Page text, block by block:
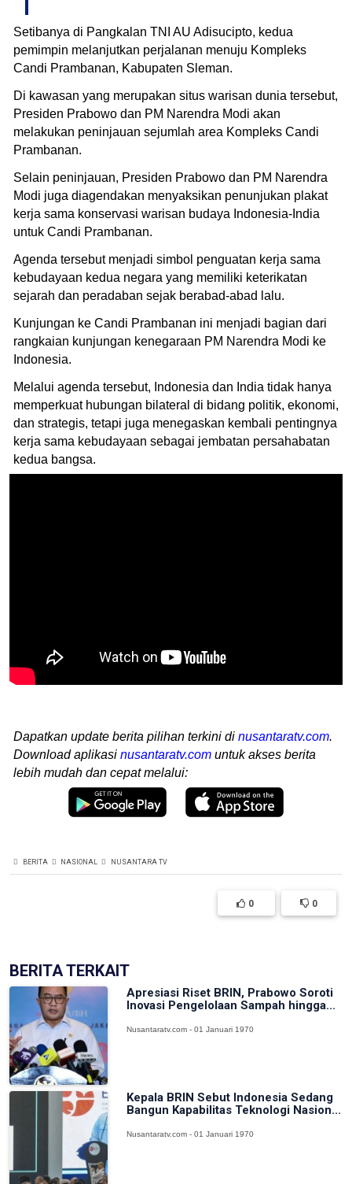
Setibanya di Pangkalan TNI AU Adisucipto, kedua
pemimpin melanjutkan perjalanan menuju Kompleks
Candi Prambanan, Kabupaten Sleman.
Di kawasan yang merupakan situs warisan dunia tersebut,
Presiden Prabowo dan PM Narendra Modi akan
melakukan peninjauan sejumlah area Kompleks Candi
Prambanan.
Selain peninjauan, Presiden Prabowo dan PM Narendra
Modi juga diagendakan menyaksikan penunjukan plakat
kerja sama konservasi warisan budaya Indonesia-India
untuk Candi Prambanan.
Agenda tersebut menjadi simbol penguatan kerja sama
kebudayaan kedua negara yang memiliki keterikatan
sejarah dan peradaban sejak berabad-abad lalu.
Kunjungan ke Candi Prambanan ini menjadi bagian dari
rangkaian kunjungan kenegaraan PM Narendra Modi ke
Indonesia.
Melalui agenda tersebut, Indonesia dan India tidak hanya
memperkuat hubungan bilateral di bidang politik, ekonomi,
dan strategis, tetapi juga menegaskan kembali pentingnya
kerja sama kebudayaan sebagai jembatan persahabatan
kedua bangsa.
Dapatkan update berita pilihan terkini di nusantaratv.com.
Download aplikasi nusantaratv.com untuk akses berita
lebih mudah dan cepat melalui:
BERITA NASIONAL NUSANTARA TV
0 0
BERITA TERKAIT
Apresiasi Riset BRIN, Prabowo Soroti
Inovasi Pengelolaan Sampah hingga...
Nusantaratv.com - 01 Januari 1970
Kepala BRIN Sebut Indonesia Sedang
Bangun Kapabilitas Teknologi Nasion...
Nusantaratv.com - 01 Januari 1970